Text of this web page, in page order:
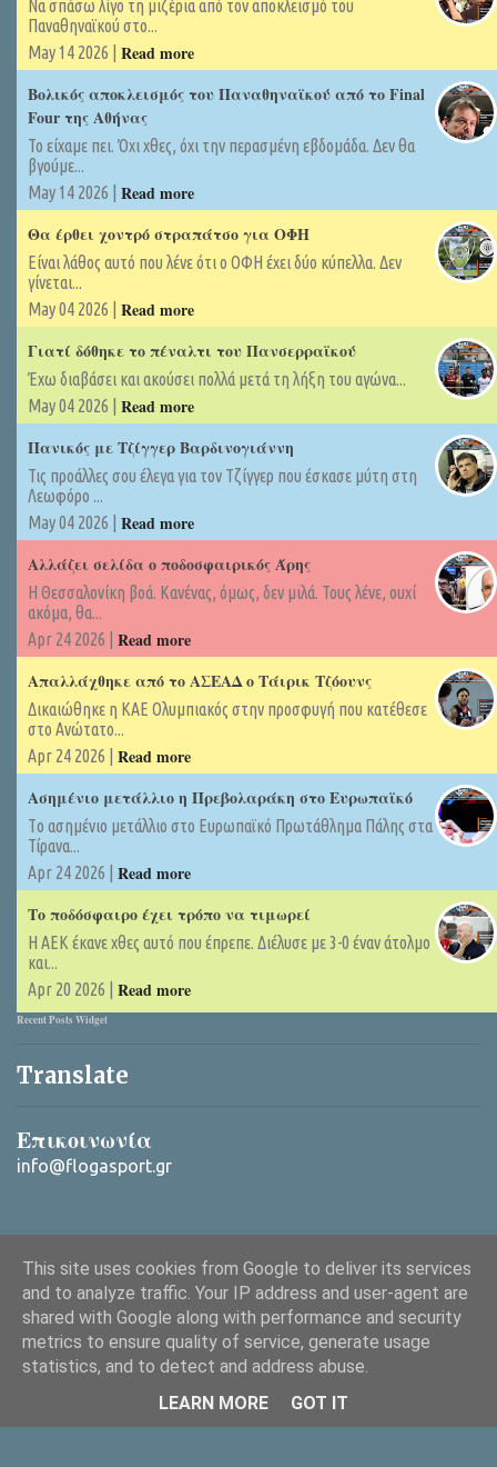
Να σπάσω λίγο τη μιζέρια από τον αποκλεισμό του
Παναθηναϊκού στο...
May 14 2026 | Read more
Βολικός αποκλεισμός του Παναθηναϊκού από το Final
Four της Αθήνας
Το είχαμε πει. Όχι χθες, όχι την περασμένη εβδομάδα. Δεν θα
βγούμε...
May 14 2026 | Read more
Θα έρθει χοντρό στραπάτσο για ΟΦΗ
Είναι λάθος αυτό που λένε ότι ο ΟΦΗ έχει δύο κύπελλα. Δεν
γίνεται...
May 04 2026 | Read more
Γιατί δόθηκε το πέναλτι του Πανσερραϊκού
Έχω διαβάσει και ακούσει πολλά μετά τη λήξη του αγώνα...
May 04 2026 | Read more
Πανικός με Τζίγγερ Βαρδινογιάννη
Τις προάλλες σου έλεγα για τον Τζίγγερ που έσκασε μύτη στη
Λεωφόρο ...
May 04 2026 | Read more
Αλλάζει σελίδα ο ποδοσφαιρικός Άρης
Η Θεσσαλονίκη βοά. Κανένας, όμως, δεν μιλά. Τους λένε, ουχί
ακόμα, θα...
Apr 24 2026 | Read more
Απαλλάχθηκε από το ΑΣΕΑΔ ο Τάιρικ Τζόουνς
Δικαιώθηκε η ΚΑΕ Ολυμπιακός στην προσφυγή που κατέθεσε
στο Ανώτατο...
Apr 24 2026 | Read more
Ασημένιο μετάλλιο η Πρεβολαράκη στο Ευρωπαϊκό
Tο ασημένιο μετάλλιο στο Ευρωπαϊκό Πρωτάθλημα Πάλης στα
Τίρανα...
Apr 24 2026 | Read more
Το ποδόσφαιρο έχει τρόπο να τιμωρεί
Η ΑΕΚ έκανε χθες αυτό που έπρεπε. Διέλυσε με 3-0 έναν άτολμο
και...
Apr 20 2026 | Read more
Recent Posts Widget
Translate
Επικοινωνία
info@flogasport.gr
Από το Blogger
Copyright © 2025 ΦλόγαSport (flogasport.gr), All rights reserved
This site uses cookies from Google to deliver its services
and to analyze traffic. Your IP address and user-agent are
shared with Google along with performance and security
metrics to ensure quality of service, generate usage
statistics, and to detect and address abuse.
LEARN MORE
GOT IT